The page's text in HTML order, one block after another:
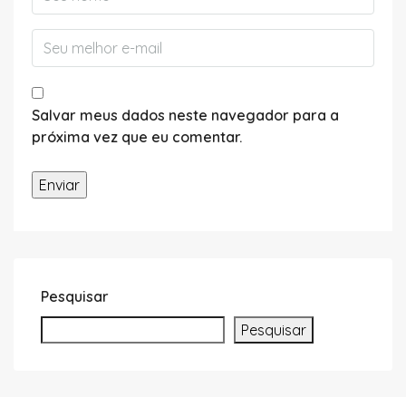
Salvar meus dados neste navegador para a
próxima vez que eu comentar.
Pesquisar
Pesquisar